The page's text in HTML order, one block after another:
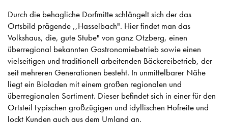
Durch die behagliche Dorfmitte schlängelt sich der das
Ortsbild prägende ,,Hasselbach". Hier findet man das
Volkshaus, die, gute Stube" von ganz Otzberg, einen
überregional bekannten Gastronomiebetrieb sowie einen
vielseitigen und traditionell arbeitenden Bäckereibetrieb, der
seit mehreren Generationen besteht. In unmittelbarer Nähe
liegt ein Bioladen mit einem großen regionalen und
überregionalen Sortiment. Dieser befindet sich in einer für den
Ortsteil typischen großzügigen und idyllischen Hofreite und
lockt Kunden auch aus dem Umland an.